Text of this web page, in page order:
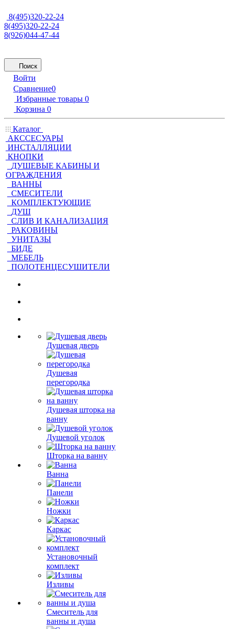
8(495)320-22-24
8(495)320-22-24
8(926)044-47-44
Поиск
Войти
Сравнение0
Избранные товары 0
Корзина 0
Каталог
АКССЕСУАРЫ
ИНСТАЛЛЯЦИИ
КНОПКИ
ДУШЕВЫЕ КАБИНЫ И
ОГРАЖДЕНИЯ
ВАННЫ
СМЕСИТЕЛИ
КОМПЛЕКТУЮЩИЕ
ДУШ
СЛИВ И КАНАЛИЗАЦИЯ
РАКОВИНЫ
УНИТАЗЫ
БИДЕ
МЕБЕЛЬ
ПОЛОТЕНЦЕСУШИТЕЛИ
Душевая дверь
Душевая
перегородка
Душевая шторка на
ванну
Душевой уголок
Шторка на ванну
Ванна
Панели
Ножки
Каркас
Установочный
комплект
Изливы
Смеситель для
ванны и душа